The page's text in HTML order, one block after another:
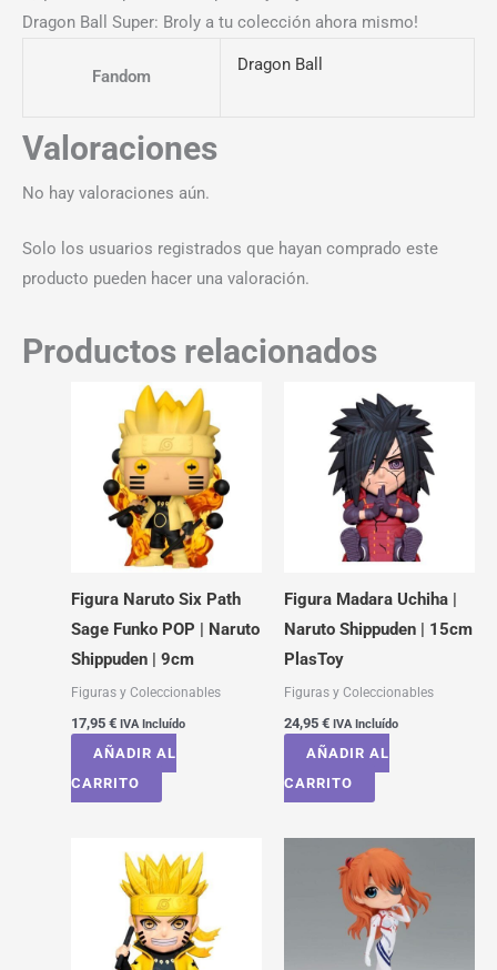
Dragon Ball Super: Broly a tu colección ahora mismo!
Fandom
Dragon Ball
Valoraciones
No hay valoraciones aún.
Solo los usuarios registrados que hayan comprado este
producto pueden hacer una valoración.
Productos relacionados
Figura Naruto Six Path
Sage Funko POP | Naruto
Shippuden | 9cm
Figuras y Coleccionables
17,95 € IVA Incluído
AÑADIR AL
CARRITO
Figura Madara Uchiha |
Naruto Shippuden | 15cm
PlasToy
Figuras y Coleccionables
24,95 € IVA Incluído
AÑADIR AL
CARRITO